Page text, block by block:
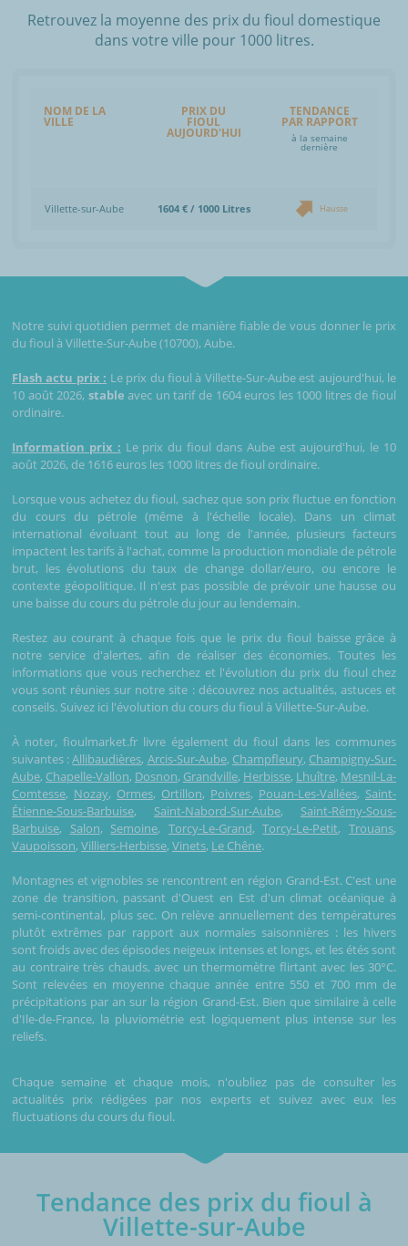
Retrouvez la moyenne des prix du fioul domestique
dans votre ville pour 1000 litres.
NOM DE LA
VILLE
PRIX DU
FIOUL
AUJOURD'HUI
TENDANCE
PAR RAPPORT
à la semaine
dernière
Villette-sur-Aube 1604 € / 1000 Litres Hausse
Notre suivi quotidien permet de manière fiable de vous donner le prix
du fioul à Villette-Sur-Aube (10700), Aube.
Flash actu prix : Le prix du fioul à Villette-Sur-Aube est aujourd'hui, le
10 août 2026, stable avec un tarif de 1604 euros les 1000 litres de fioul
ordinaire.
Information prix : Le prix du fioul dans Aube est aujourd'hui, le 10
août 2026, de 1616 euros les 1000 litres de fioul ordinaire.
Lorsque vous achetez du fioul, sachez que son prix fluctue en fonction
du cours du pétrole (même à l'échelle locale). Dans un climat
international évoluant tout au long de l'année, plusieurs facteurs
impactent les tarifs à l'achat, comme la production mondiale de pétrole
brut, les évolutions du taux de change dollar/euro, ou encore le
contexte géopolitique. Il n'est pas possible de prévoir une hausse ou
une baisse du cours du pétrole du jour au lendemain.
Restez au courant à chaque fois que le prix du fioul baisse grâce à
notre service d'alertes, afin de réaliser des économies. Toutes les
informations que vous recherchez et l'évolution du prix du fioul chez
vous sont réunies sur notre site : découvrez nos actualités, astuces et
conseils. Suivez ici l'évolution du cours du fioul à Villette-Sur-Aube.
À noter, fioulmarket.fr livre également du fioul dans les communes
suivantes :Allibaudières, Arcis-Sur-Aube, Champfleury, Champigny-Sur-
Aube, Chapelle-Vallon, Dosnon, Grandville, Herbisse, Lhuître, Mesnil-La-
Comtesse, Nozay, Ormes, Ortillon, Poivres, Pouan-Les-Vallées, Saint-
Étienne-Sous-Barbuise, Saint-Nabord-Sur-Aube, Saint-Rémy-Sous-
Barbuise, Salon, Semoine, Torcy-Le-Grand,Torcy-Le-Petit,Trouans,
Vaupoisson, Villiers-Herbisse, Vinets, Le Chêne.
Montagnes et vignobles se rencontrent en région Grand-Est. C'est une
zone de transition, passant d'Ouest en Est d'un climat océanique à
semi-continental, plus sec. On relève annuellement des températures
plutôt extrêmes par rapport aux normales saisonnières : les hivers
sont froids avec des épisodes neigeux intenses et longs, et les étés sont
au contraire très chauds, avec un thermomètre flirtant avec les 30°C.
Sont relevées en moyenne chaque année entre 550 et 700 mm de
précipitations par an sur la région Grand-Est. Bien que similaire à celle
d'Ile-de-France, la pluviométrie est logiquement plus intense sur les
reliefs.
Chaque semaine et chaque mois, n'oubliez pas de consulter les
actualités prix rédigées par nos experts et suivez avec eux les
fluctuations du cours du fioul.
Tendance des prix du fioul à
Villette-sur-Aube